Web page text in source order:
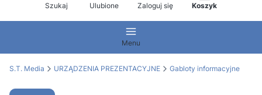
Szukaj Ulubione Zaloguj się Koszyk
Menu
S.T. Media URZĄDZENIA PREZENTACYJNE Gabloty informacyjne